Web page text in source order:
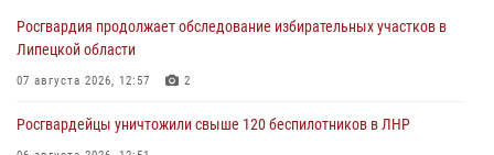
Росгвардия продолжает обследование избирательных участков в
Липецкой области
07 августа 2026, 12:57 2
Росгвардейцы уничтожили свыше 120 беспилотников в ЛНР